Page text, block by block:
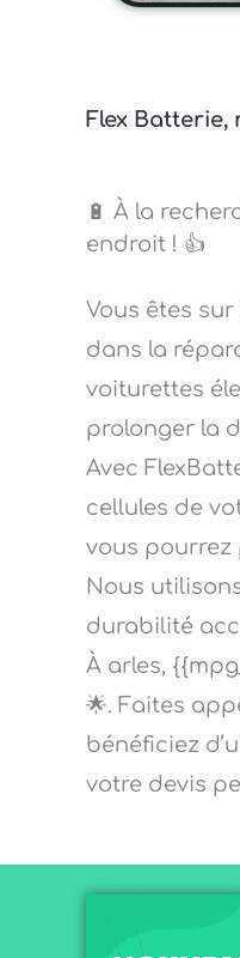
Flex
🔋 À la
endroit ! 👍
Vous êtes
dans la
voiturettes
prolonger la
Avec
cellules de
vous pourrez
Nous
durabilité
À arles,
🌟. Faites
bénéficiez
votre devis